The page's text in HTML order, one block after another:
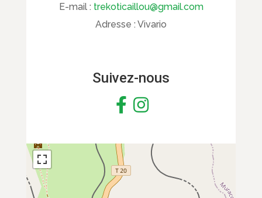
E-mail : trekoticaillou@gmail.com
Adresse : Vivario
Suivez-nous